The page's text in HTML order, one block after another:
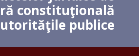
constituţională
publice